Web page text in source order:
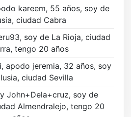
kareem, 55 años, soy de
ciudad Cabra
soy de La Rioja, ciudad
tengo 20 años
apodo jeremia, 32 años, soy
ciudad Sevilla
John+Dela+cruz, soy de
Almendralejo, tengo 20